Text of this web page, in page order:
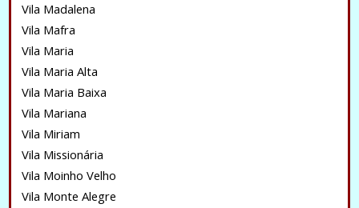
Vila Madalena
Vila Mafra
Vila Maria
Vila Maria Alta
Vila Maria Baixa
Vila Mariana
Vila Miriam
Vila Missionária
Vila Moinho Velho
Vila Monte Alegre